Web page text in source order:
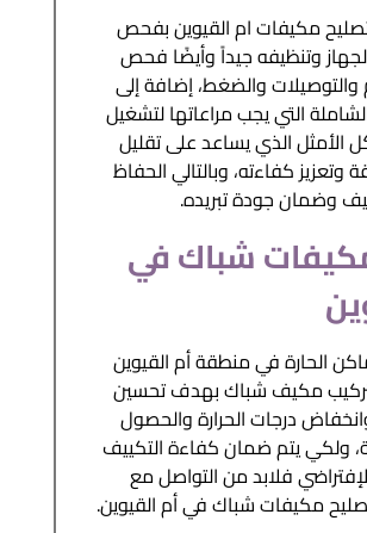
مكيفات ام القيوين بفحص
وتنظيفه جيداً وأيضًا فحص
والضغط، إضافة إلى
التي يجب مراعاتها لتشغيل
الأمثل الذي يساعد على تقليل
وتعزيز كفاءته، وبالتالي الحفاظ
وضمان جودة تبريده.
شباك في
الحارة في منطقة أم القيوين
مكيف شباك بهدف تحسين
درجات الحرارة والحصول
ولكي يتم ضمان كفاءة التكييف
فلابد من التواصل مع
مكيفات شباك في أم القيوين.